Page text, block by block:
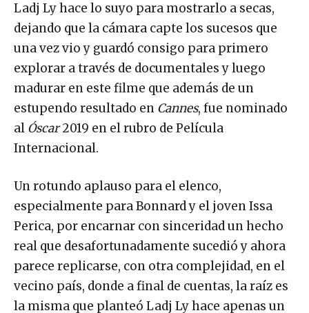
Ladj Ly hace lo suyo para mostrarlo a secas,
dejando que la cámara capte los sucesos que
una vez vio y guardó consigo para primero
explorar a través de documentales y luego
madurar en este filme que además de un
estupendo resultado en Cannes, fue nominado
al Óscar2019 en el rubro de Película
Internacional.
Un rotundo aplauso para el elenco,
especialmente para Bonnard y el joven Issa
Perica, por encarnar con sinceridad un hecho
real que desafortunadamente sucedió y ahora
parece replicarse, con otra complejidad, en el
vecino país, donde a final de cuentas, la raíz es
la misma que planteó Ladj Ly hace apenas un